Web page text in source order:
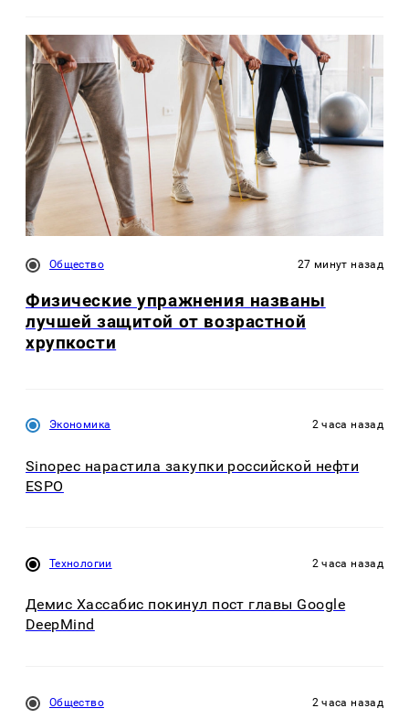
Общество 27 минут назад
Физические упражнения названы
лучшей защитой от возрастной
хрупкости
Экономика 2 часа назад
Sinopec нарастила закупки российской нефти
ESPO
Технологии 2 часа назад
Демис Хассабис покинул пост главы Google
DeepMind
Общество 2 часа назад